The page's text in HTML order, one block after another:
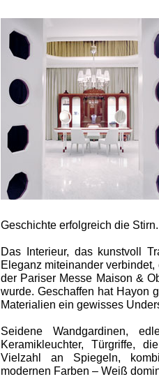
Geschichte erfolgreich die Stirn.
Das Interieur, das kunstvoll
Eleganz miteinander
der Pariser Messe Maison &
wurde. Geschaffen hat Hayon
Materialien ein gewisses
Seide­ne Wandgardinen,
Keramikleuchter, Türgriffe,
Vielzahl an Spiegeln,
modernen Farben – Weiß